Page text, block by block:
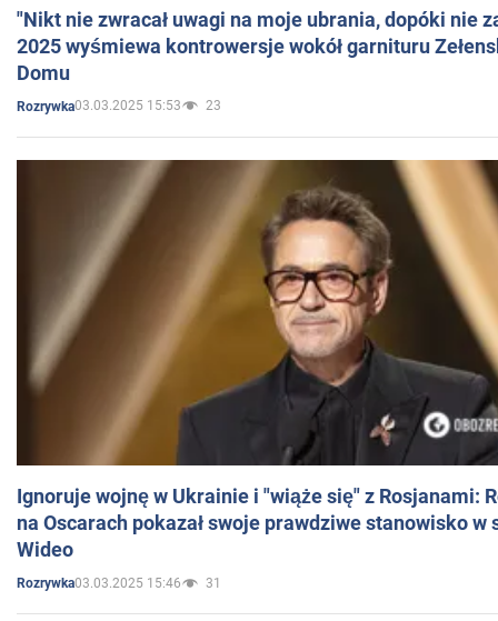
"Nikt nie zwracał uwagi na moje ubrania, dopóki nie
2025 wyśmiewa kontrowersje wokół garnituru
Domu
Rozrywka03.03.2025 15:53 23
Ignoruje wojnę w Ukrainie i "wiąże się" z Rosjanami:
na Oscarach pokazał swoje prawdziwe stanowisko w
Wideo
Rozrywka03.03.2025 15:46 31